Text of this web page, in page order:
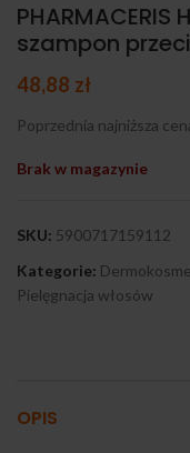
szampon
48,88 zł
Poprzednia najniższa
Brak w magazynie
SKU: 5900717159112
Kategorie:
Pielęgnacja włosów
OPIS